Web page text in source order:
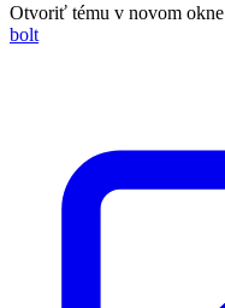
Otvoriť tému v novom okne
bolt